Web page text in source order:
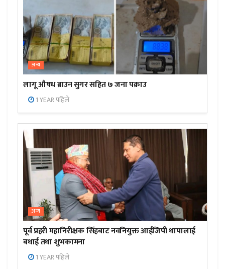
अन्य
लागू औषध ब्राउन सुगर सहित ७ जना पक्राउ
1 YEAR पहिले
अन्य
पूर्व प्रहरी महानिरीक्षक सिंहबाट नवनियुक्त आईजिपी थापालाई
बधाई तथा शुभकामना
1 YEAR पहिले